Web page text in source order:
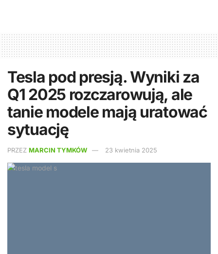
Tesla pod presją. Wyniki za
Q1 2025 rozczarowują, ale
tanie modele mają uratować
sytuację
PRZEZ MARCIN TYMKÓW 23 kwietnia 2025